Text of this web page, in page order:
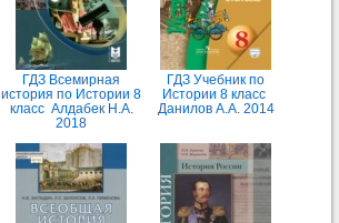
ГДЗ Всемирная
история по Истории 8
класс Алдабек Н.А.
2018
ГДЗ Учебник по
Истории 8 класс
Данилов А.А. 2014